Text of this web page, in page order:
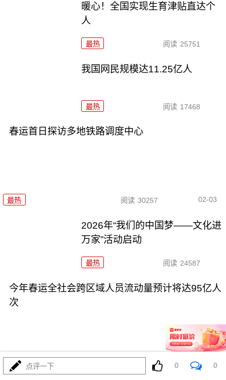
暖心！全国实现生育津贴直达个
人
最热 阅读 25751
我国网民规模达11.25亿人
最热 阅读 17468
春运首日探访多地铁路调度中心
最热 阅读 30257 02-03
2026年“我们的中国梦——文化进
万家”活动启动
最热 阅读 24587
今年春运全社会跨区域人员流动量预计将达95亿人
次
最热 24230 01-30
点评一下 0 0